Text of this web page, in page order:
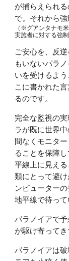
が捕らえられ
で。それから
（※グアンタナモ
実施者に対する強
ご安心を、反
もいないパラ
いを受けるよ
こに書かれた
るのです。
完全な監視の
ラが既に世界
間なくモニタ
ることを保障
平線上に見え
類にとって避
ンピューター
地平線で待って
パラノイアで
が駆け寄ってき
パラノイアは